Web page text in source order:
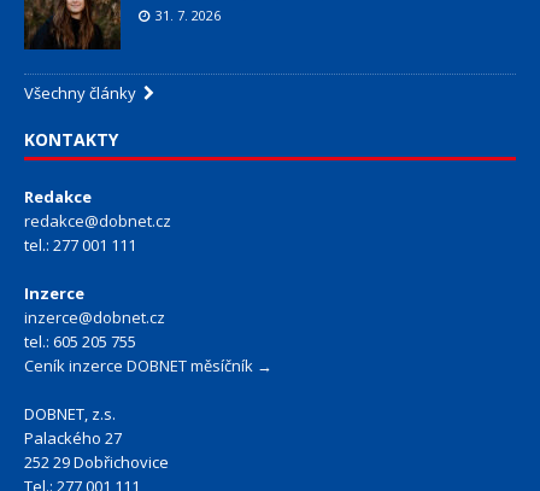
31. 7. 2026
Všechny články
KONTAKTY
Redakce
redakce@dobnet.cz
tel.: 277 001 111
Inzerce
inzerce@dobnet.cz
tel.: 605 205 755
Ceník inzerce DOBNET měsíčník →
DOBNET, z.s.
Palackého 27
252 29 Dobřichovice
Tel.: 277 001 111